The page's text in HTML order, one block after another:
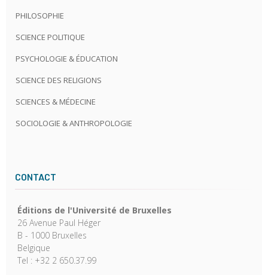
PHILOSOPHIE
SCIENCE POLITIQUE
PSYCHOLOGIE & ÉDUCATION
SCIENCE DES RELIGIONS
SCIENCES & MÉDECINE
SOCIOLOGIE & ANTHROPOLOGIE
CONTACT
Éditions de l'Université de Bruxelles
26 Avenue Paul Héger
B - 1000 Bruxelles
Belgique
Tel : +32 2 650.37.99